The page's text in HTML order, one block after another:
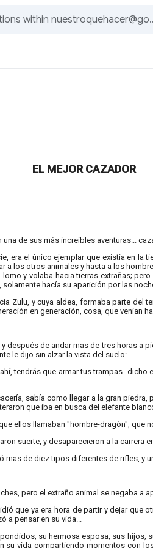
EL MEJOR CAZADOR
de sus más increíbles aventuras...
era el único ejemplar que existía en la
a los otros animales y hasta a los
y volaba hacia tierras extrañas;
hacía su aparición por las
Zulu, y cuya aldea, formaba parte del
en generación, cosa, que venían
después de andar mas de tres horas a
le dijo sin alzar la vista del suelo:
tendrás que armar tus trampas -
sabía como llegar a la gran
que iba en busca del elefante
ellos llamaban "hombre-dragón", que
suerte, y desaparecieron a la carrera
mas de diez tipos diferentes de rifles, y
pero el extraño animal se negaba a
que ya era hora de partir y dejar que
a pensar en su vida...
su hermosa esposa, sus hijos,
vida compartiendo momentos con